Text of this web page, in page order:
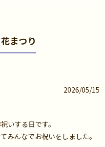
まつり
2026/05/15
いする日です。
みんなでお祝いをしました。